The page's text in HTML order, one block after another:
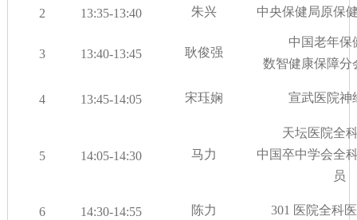
2 13:35-13:40 朱兴 中央保健局原保
3 13:40-13:45 耿俊强
中国老年保
数智健康保障分
4 13:45-14:05 宋珏娴 宣武医院神
5 14:05-14:30 马力
天坛医院全
中国卒中学会全
员
6 14:30-14:55 陈力 301 医院全科